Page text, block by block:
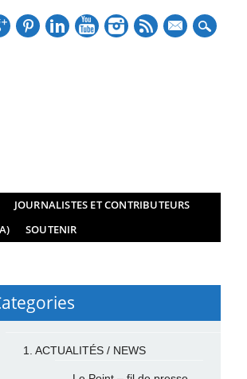
mail
JOURNALISTES ET CONTRIBUTEURS
SOUTENIR
1. ACTUALITÉS / NEWS